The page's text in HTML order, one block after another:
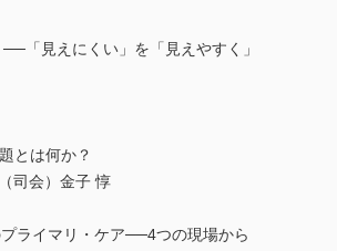
「見えにくい」を「見えやすく」
とは何か？
司会）金子 惇
イマリ・ケア──4つの現場から